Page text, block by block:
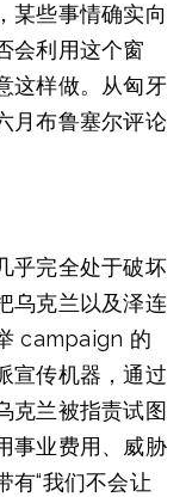
某些事情确实向
会利用这个窗
这样做。从匈牙
月布鲁塞尔评论
乎完全处于破坏
乌克兰以及泽连
campaign 的
宣传机器，通过
克兰被指责试图
事业费用、威胁
有“我们不会让